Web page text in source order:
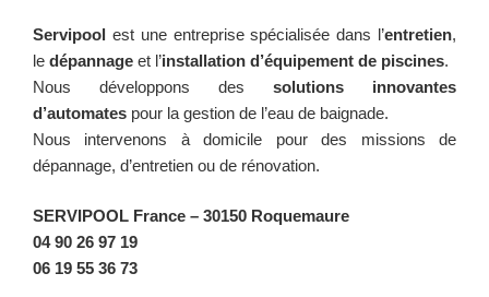
Servipool est une entreprise spécialisée dans l’entretien,
le dépannage et l’installation d’équipement de piscines.
Nous développons des solutions innovantes
d’automates pour la gestion de l’eau de baignade.
Nous intervenons à domicile pour des missions de
dépannage, d’entretien ou de rénovation.
SERVIPOOL France – 30150 Roquemaure
04 90 26 97 19
06 19 55 36 73